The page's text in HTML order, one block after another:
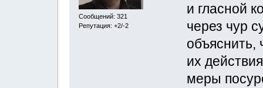
Сообщений: 321
Репутация: +2/-2
и гласной
через чур
объяснить,
их
меры